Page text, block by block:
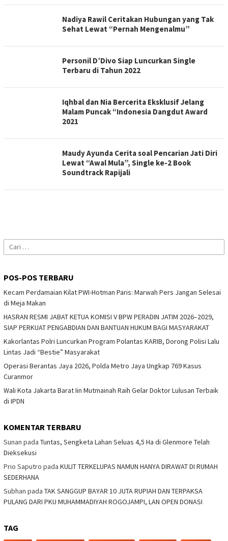
Nadiya Rawil Ceritakan Hubungan yang Tak
Sehat Lewat “Pernah Mengenalmu”
Personil D’Divo Siap Luncurkan Single
Terbaru di Tahun 2022
Iqhbal dan Nia Bercerita Eksklusif Jelang
Malam Puncak “Indonesia Dangdut Award
2021
Maudy Ayunda Cerita soal Pencarian Jati Diri
Lewat “Awal Mula”, Single ke-2 Book
Soundtrack Rapijali
Cari
untuk:
POS-POS TERBARU
Kecam Perdamaian Kilat PWI-Hotman Paris: Marwah Pers Jangan Selesai
di Meja Makan
HASRAN RESMI JABAT KETUA KOMISI V BPW PERADIN JATIM 2026–2029,
SIAP PERKUAT PENGABDIAN DAN BANTUAN HUKUM BAGI MASYARAKAT
Kakorlantas Polri Luncurkan Program Polantas KARIB, Dorong Polisi Lalu
Lintas Jadi “Bestie” Masyarakat
Operasi Berantas Jaya 2026, Polda Metro Jaya Ungkap 769 Kasus
Curanmor
Wali Kota Jakarta Barat Iin Mutmainah Raih Gelar Doktor Lulusan Terbaik
di IPDN
KOMENTAR TERBARU
Sunan pada Tuntas, Sengketa Lahan Seluas 4,5 Ha di Glenmore Telah
Dieksekusi
Prio Saputro pada KULIT TERKELUPAS NAMUN HANYA DIRAWAT DI RUMAH
SEDERHANA
Subhan pada TAK SANGGUP BAYAR 10 JUTA RUPIAH DAN TERPAKSA
PULANG DARI PKU MUHAMMADIYAH ROGOJAMPI, LAN OPEN DONASI
TAG